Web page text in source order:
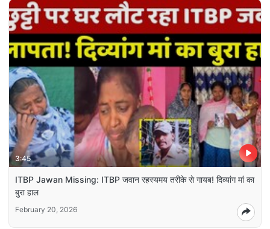
3:45
ITBP Jawan Missing: ITBP जवान रहस्यमय तरीके से गायब! दिव्यांग मां का
बुरा हाल
February 20, 2026